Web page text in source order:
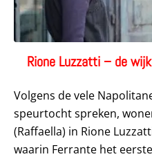
Rione Luzzatti – de
Volgens de vele
speurtocht spreken,
(Raffaella) in Rione
waarin Ferrante het